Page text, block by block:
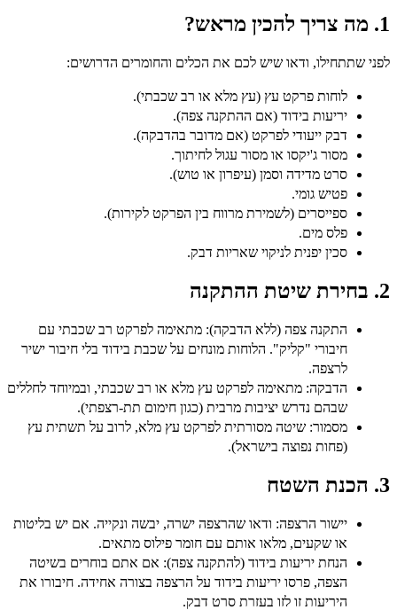
1. מה צריך להכין מראש?
לפני שתתחילו, ודאו שיש לכם את הכלים והחומרים הדרושים:
לוחות פרקט עץ (עץ מלא או רב שכבתי).
יריעות בידוד (אם ההתקנה צפה).
דבק ייעודי לפרקט (אם מדובר בהדבקה).
מסור ג'יקסו או מסור עגול לחיתוך.
סרט מדידה וסמן (עיפרון או טוש).
פטיש גומי.
ספייסרים (לשמירת מרווח בין הפרקט לקירות).
פלס מים.
סכין יפנית לניקוי שאריות דבק.
2. בחירת שיטת ההתקנה
התקנה צפה (ללא הדבקה): מתאימה לפרקט רב שכבתי עם
חיבורי "קליק". הלוחות מונחים על שכבת בידוד בלי חיבור ישיר
לרצפה.
הדבקה: מתאימה לפרקט עץ מלא או רב שכבתי, ובמיוחד לחללים
שבהם נדרש יציבות מרבית (כגון חימום תת-רצפתי).
מסמור: שיטה מסורתית לפרקט עץ מלא, לרוב על תשתית עץ
(פחות נפוצה בישראל).
3. הכנת השטח
יישור הרצפה: ודאו שהרצפה ישרה, יבשה ונקייה. אם יש בליטות
או שקעים, מלאו אותם עם חומר פילוס מתאים.
הנחת יריעות בידוד (להתקנה צפה): אם אתם בוחרים בשיטה
הצפה, פרסו יריעות בידוד על הרצפה בצורה אחידה. חיבורו את
היריעות זו לזו בעזרת סרט דבק.